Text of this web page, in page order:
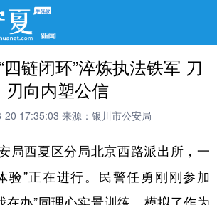
链闭环”淬炼执法铁军 刀
刃向内塑公信
20 17:35:03 来源：银川市公安局
西夏区分局北京西路派出所，一
验”正在进行。民警任勇刚刚参加